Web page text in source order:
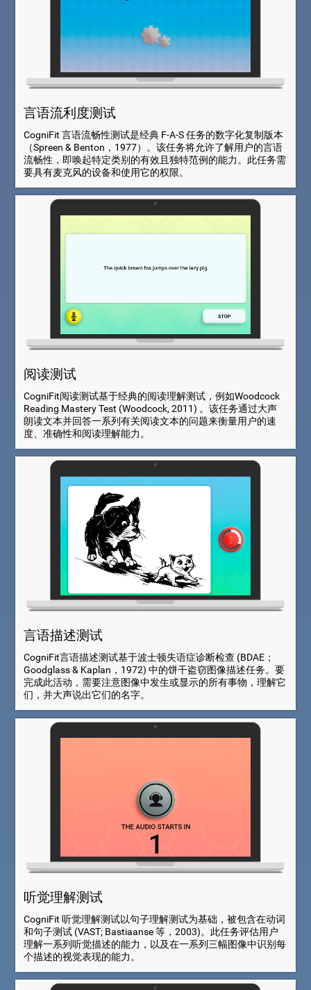
言语流利度测试
CogniFit 言语流畅性测试是经典 F-A-S 任务的数字化复制版本
（Spreen & Benton，1977）。该任务将允许了解用户的言语
流畅性，即唤起特定类别的有效且独特范例的能力。此任务需
要具有麦克风的设备和使用它的权限。
阅读测试
CogniFit阅读测试基于经典的阅读理解测试，例如Woodcock
Reading Mastery Test (Woodcock, 2011) 。该任务通过大声
朗读文本并回答一系列有关阅读文本的问题来衡量用户的速
度、准确性和阅读理解能力。
言语描述测试
CogniFit言语描述测试基于波士顿失语症诊断检查 (BDAE；
Goodglass & Kaplan，1972) 中的饼干盗窃图像描述任务。要
完成此活动，需要注意图像中发生或显示的所有事物，理解它
们，并大声说出它们的名字。
听觉理解测试
CogniFit 听觉理解测试以句子理解测试为基础，被包含在动词
和句子测试 (VAST; Bastiaanse 等，2003)。此任务评估用户
理解一系列听觉描述的能力，以及在一系列三幅图像中识别每
个描述的视觉表现的能力。